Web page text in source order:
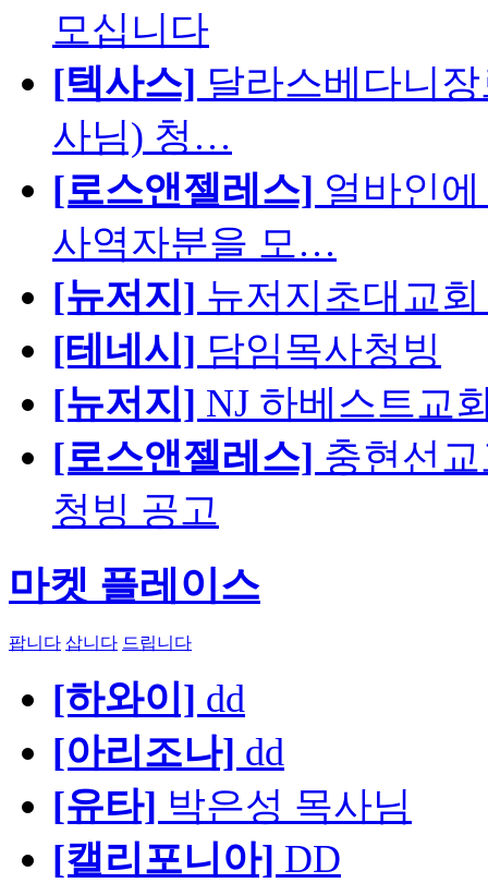
모십니다
[텍사스] 달라스베다니
사님) 청…
[로스앤젤레스] 얼바인
사역자분을 모…
[뉴저지] 뉴저지초대교
[테네시] 담임목사청빙
[뉴저지] NJ 하베스트교
[로스앤젤레스] 충현선
청빙 공고
마켓 플레이스
팝니다 삽니다 드립니다
[하와이] dd
[아리조나] dd
[유타] 박은성 목사님
[캘리포니아] DD